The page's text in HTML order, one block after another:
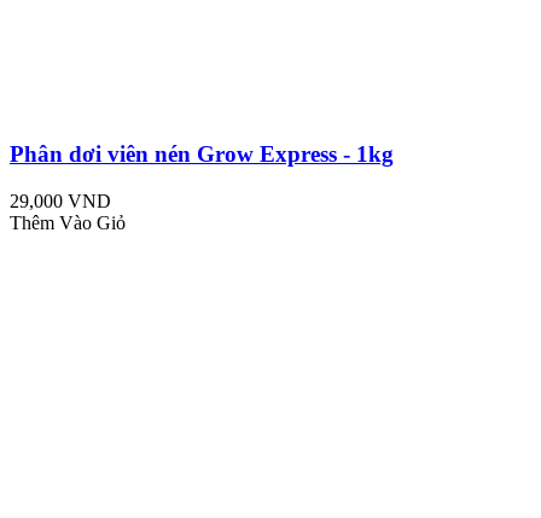
Phân dơi viên nén Grow Express - 1kg
29,000 VND
Thêm Vào Giỏ